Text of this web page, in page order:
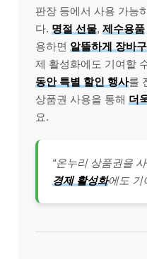
판장 등에서 사용 가능
다. 명절 선물, 제수용품
용하면 알뜰하게 장바
제 활성화에도 기여할
동안 특별 할인 행사를
상품권 사용을 통해 더
요.
“온누리 상품권을
경제 활성화에도 기